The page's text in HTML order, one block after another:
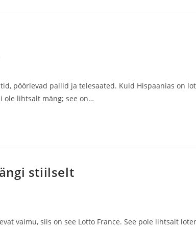
pöörlevad pallid ja telesaated. Kuid Hispaanias on
ole lihtsalt mäng; see on…
stiilselt
vaimu, siis on see Lotto France. See pole lihtsalt